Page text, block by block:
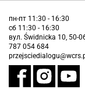
пн-пт 11:30 - 16:30
сб 11:30 - 16:30
вул. Świdnicka 10, 50-
787 054 684